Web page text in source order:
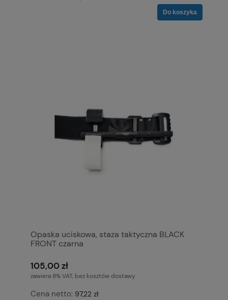
Do koszyka
Opaska uciskowa, staza taktyczna BLACK
FRONT czarna
105,00 zł
zawiera 8% VAT, bez kosztów dostawy
Cena netto: 97,22 zł